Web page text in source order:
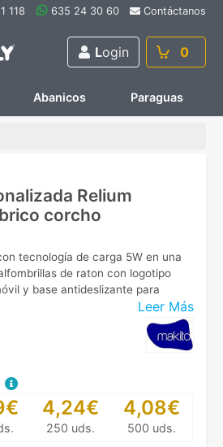
118 635 24 30 60 Contáctanos
Login 0
Abanicos Paraguas
Relium
corcho
Leer Más
tecnología de carga 5W en una
de raton con logotipo
y base antideslizante para
4,24€
250 uds.
4,08€
500 uds.